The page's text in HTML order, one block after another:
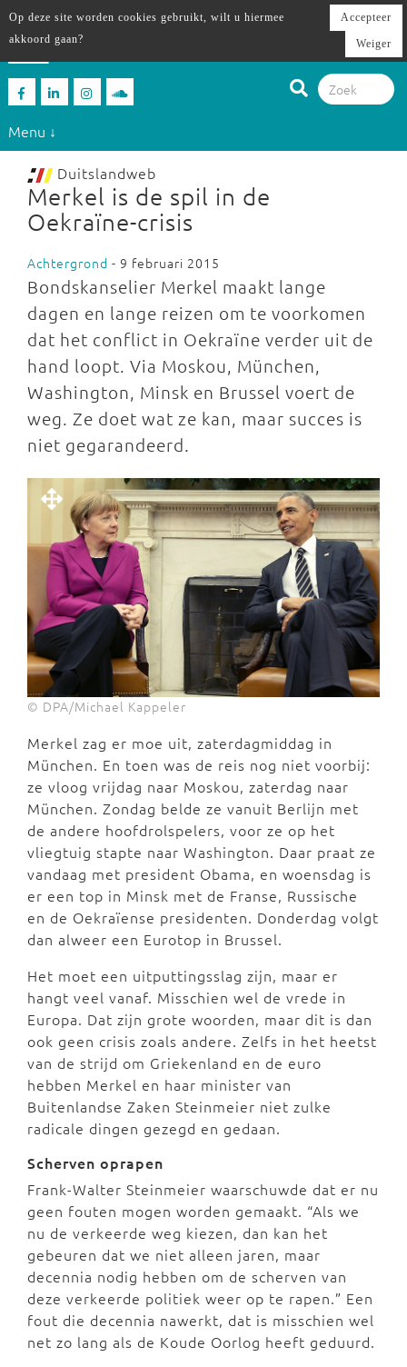
Menu ↓
Duitslandweb
Merkel is de spil in de
Oekraïne-crisis
Achtergrond - 9 februari 2015
Bondskanselier Merkel maakt lange
dagen en lange reizen om te voorkomen
dat het conflict in Oekraïne verder uit de
hand loopt. Via Moskou, München,
Washington, Minsk en Brussel voert de
weg. Ze doet wat ze kan, maar succes is
niet gegarandeerd.
© DPA/Michael Kappeler
Merkel zag er moe uit, zaterdagmiddag in
München. En toen was de reis nog niet voorbij:
ze vloog vrijdag naar Moskou, zaterdag naar
München. Zondag belde ze vanuit Berlijn met
de andere hoofdrolspelers, voor ze op het
vliegtuig stapte naar Washington. Daar praat ze
vandaag met president Obama, en woensdag is
er een top in Minsk met de Franse, Russische
en de Oekraïense presidenten. Donderdag volgt
dan alweer een Eurotop in Brussel.
Het moet een uitputtingsslag zijn, maar er
hangt veel vanaf. Misschien wel de vrede in
Europa. Dat zijn grote woorden, maar dit is dan
ook geen crisis zoals andere. Zelfs in het heetst
van de strijd om Griekenland en de euro
hebben Merkel en haar minister van
Buitenlandse Zaken Steinmeier niet zulke
radicale dingen gezegd en gedaan.
Scherven oprapen
Frank-Walter Steinmeier waarschuwde dat er nu
geen fouten mogen worden gemaakt. “Als we
nu de verkeerde weg kiezen, dan kan het
gebeuren dat we niet alleen jaren, maar
decennia nodig hebben om de scherven van
deze verkeerde politiek weer op te rapen.” Een
fout die decennia nawerkt, dat is misschien wel
net zo lang als de Koude Oorlog heeft geduurd.
Op deze site worden cookies gebruikt, wilt u hiermee
akkoord gaan?
Accepteer
Weiger